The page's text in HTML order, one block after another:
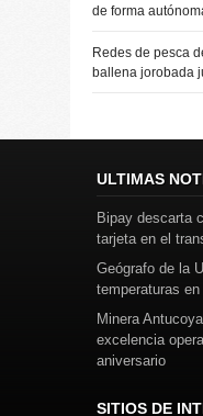
de forma
Redes de pesca
ballena jorobada
ULTIMAS
Bipay descarta
tarjeta en el
Geógrafo de la
temperaturas
Minera
excelencia
aniversario
SITIOS DE